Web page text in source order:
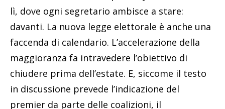
lì, dove ogni segretario ambisce a stare:
davanti. La nuova legge elettorale è anche una
faccenda di calendario. L’accelerazione della
maggioranza fa intravedere l’obiettivo di
chiudere prima dell’estate. E, siccome il testo
in discussione prevede l’indicazione del
premier da parte delle coalizioni, il